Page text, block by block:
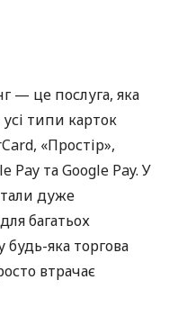
— це послуга, яка
типи карток
«Простір»,
Pay та Google Pay. У
дуже
багатьох
яка торгова
втрачає